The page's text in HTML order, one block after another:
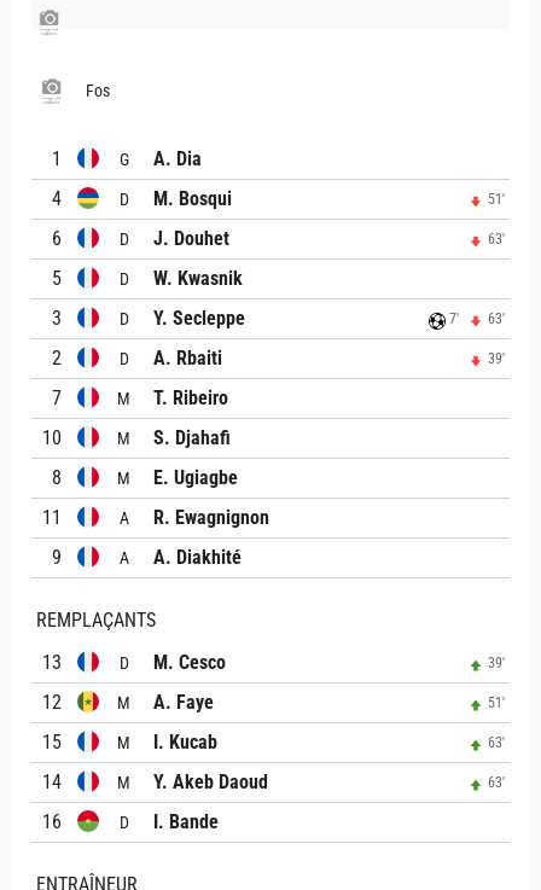
Fos
1 G
A. Dia
4
D M. Bosqui 51'
6 D J. Douhet 63'
5 D
W. Kwasnik
3
D Y. Secleppe 7' 63'
2 D A. Rbaiti 39'
7 M
T. Ribeiro
10
M
S. Djahafi
8
M
E. Ugiagbe
11
A
R. Ewagnignon
9
A A. Diakhité
REMPLAÇANTS
13
D M. Cesco 39'
12 M A. Faye 51'
15 M I. Kucab 63'
14 M Y. Akeb Daoud 63'
16 D I. Bande
ENTRAÎNEUR